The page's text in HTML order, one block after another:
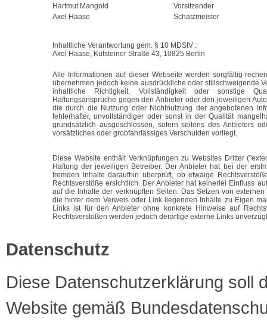
Hartmut Mangold
Axel Haase
Vorsitzender
Schatzmeister
Inhaltliche Verantwortung gem. § 10 MDStV :
Axel Haase, Kufsteiner Straße 43, 10825 Berlin
Alle Informationen auf dieser Webseite werden sorgfältig
übernehmen jedoch keine ausdrückliche oder stillschweigende
inhaltliche Richtigkeit, Vollständigkeit oder sonstige
Haftungsansprüche gegen den Anbieter oder den jeweiligen
die durch die Nutzung oder Nichtnutzung der angebotenen
fehlerhafter, unvollständiger oder sonst in der Qualität
grundsätzlich ausgeschlossen, sofern seitens des Anbieters
vorsätzliches oder grobfahrlässiges Verschulden vorliegt.
Diese Website enthält Verknüpfungen zu Websites Dritter
Haftung der jeweiligen Betreiber. Der Anbieter hat bei der
fremden Inhalte daraufhin überprüft, ob etwaige
Rechtsverstöße ersichtlich. Der Anbieter hat keinerlei Einfluss
auf die Inhalte der verknüpften Seiten. Das Setzen von
die hinter dem Verweis oder Link liegenden Inhalte zu Eigen
Links ist für den Anbieter ohne konkrete Hinweise auf
Rechtsverstößen werden jedoch derartige externe Links
Datenschutz
Diese Datenschutzerklärung soll
Website gemäß